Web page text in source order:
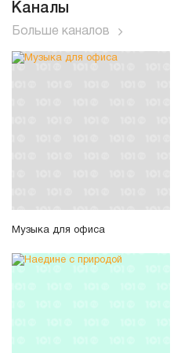
Каналы
Больше каналов
Музыка для офиса